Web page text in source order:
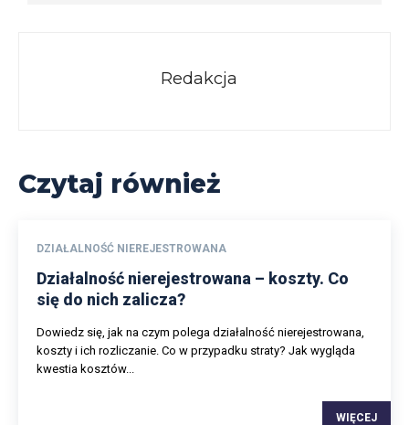
Redakcja
Czytaj również
DZIAŁALNOŚĆ NIEREJESTROWANA
Działalność nierejestrowana – koszty. Co
się do nich zalicza?
Dowiedz się, jak na czym polega działalność nierejestrowana,
koszty i ich rozliczanie. Co w przypadku straty? Jak wygląda
kwestia kosztów...
WIĘCEJ